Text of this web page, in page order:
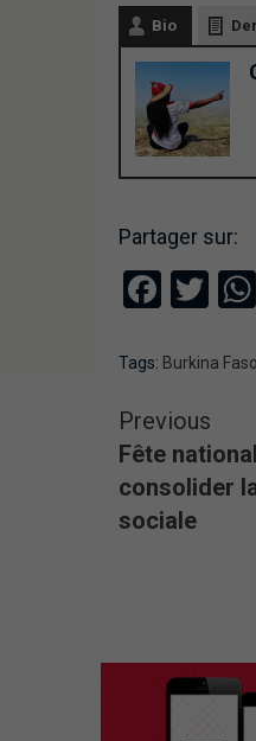
Bio
Partager sur:
Tags: Burkina Faso
Previous
Fête
consolider
sociale